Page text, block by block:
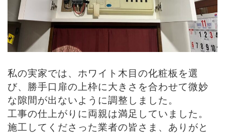
私の実家では、ホワイト木目の化粧板を選
び、勝手口扉の上枠に大きさを合わせて微妙
な隙間が出ないように調整しました。
工事の仕上がりに両親は満足していました。
施工してくださった業者の皆さま、ありがと